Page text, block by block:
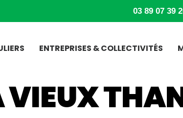
03 89 07 39
ENTREPRISES & COLLECTIVITÉS
VIEUX